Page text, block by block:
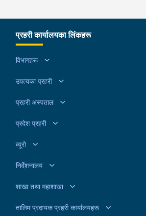
प्रहरी कार्यालयका लिंकहरू
विभागहरू
उपत्यका प्रहरी
प्रहरी अस्पताल
प्रदेश प्रहरी
व्यूरो
निर्देशनालय
शाखा तथा महाशाखा
तालिम प्रदायक प्रहरी कार्यालयहरू